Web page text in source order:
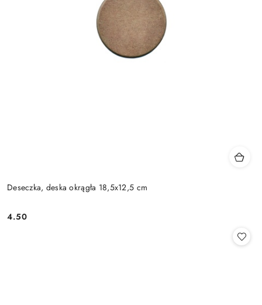
Deseczka, deska okrągła 18,5x12,5 cm
Cena:
4.50